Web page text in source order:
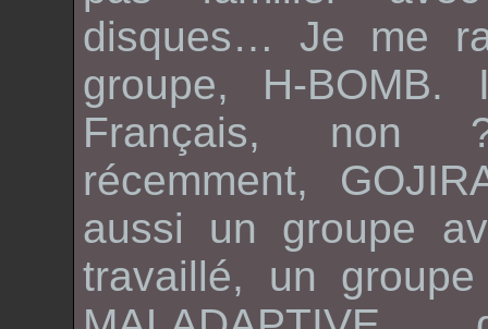
disques… Je me
groupe, H-BOMB.
Français,
récemment,
aussi un groupe
travaillé, un groupe